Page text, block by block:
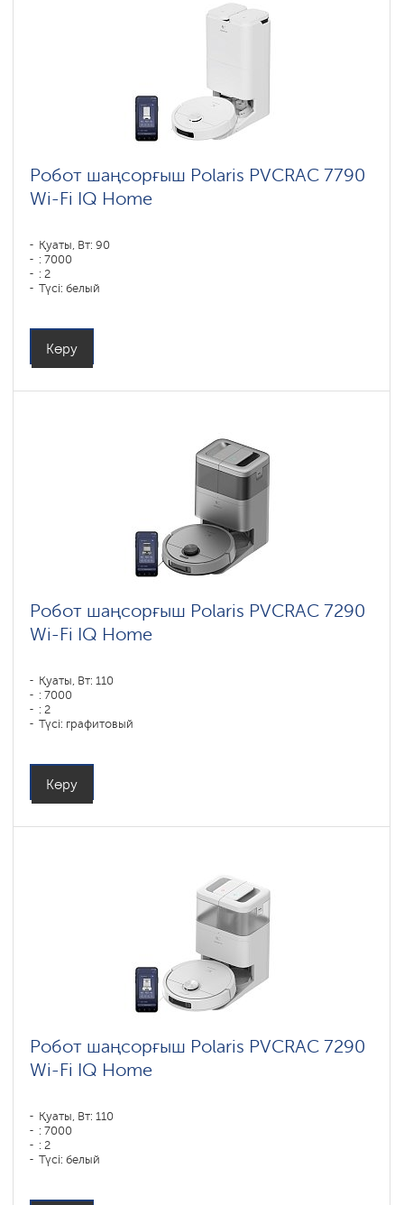
Робот шаңсорғыш Polaris PVCRAC 7790
Wi-Fi IQ Home
Қуаты, Вт: 90
: 7000
: 2
Түсі: белый
Көру
Робот шаңсорғыш Polaris PVCRAC 7290
Wi-Fi IQ Home
Қуаты, Вт: 110
: 7000
: 2
Түсі: графитовый
Көру
Робот шаңсорғыш Polaris PVCRAC 7290
Wi-Fi IQ Home
Қуаты, Вт: 110
: 7000
: 2
Түсі: белый